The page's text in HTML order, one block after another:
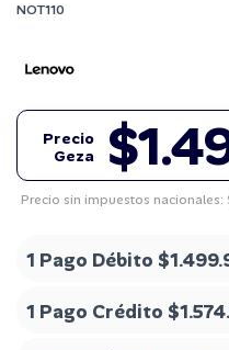
NOT110
Precio
Geza
Precio sin impuestos nacionales:
1 Pago Débito
1 Pago Crédito